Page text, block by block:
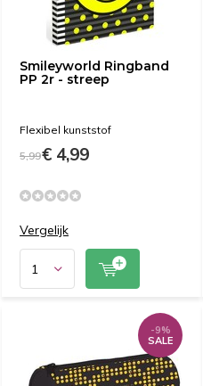
Smileyworld Ringband
PP 2r - streep
Flexibel kunststof
5,99€ 4,99
Vergelijk
-9%
SALE